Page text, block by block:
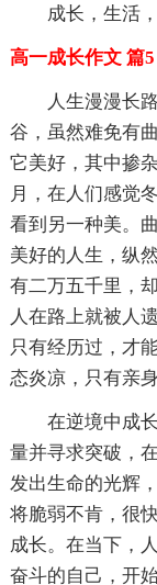
成长，生活
高一成长作文 篇5
人生漫漫长
谷，虽然难免有
它美好，其中掺
月，在人们感觉
看到另一种美。
美好的人生，纵
有二万五千里，
人在路上就被人
只有经历过，才
态炎凉，只有亲
在逆境中成
量并寻求突破，
发出生命的光辉
将脆弱不肯，很
成长。在当下，
奋斗的自己，开